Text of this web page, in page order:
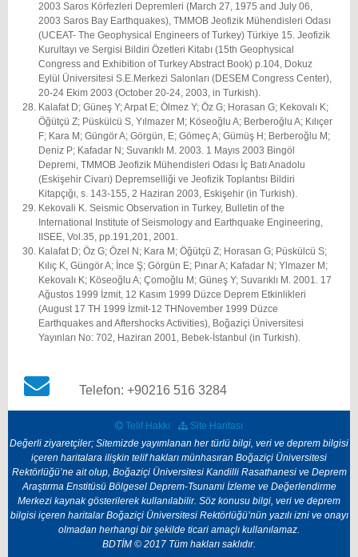
2003 Saros Körfezleri Depremleri (March 27, 1975 and July 06,
2003 Saros Bay Earthquakes), TMMOB Jeofizik Mühendisleri Odası
(UCEAT- The Geophysical Engineers of Turkey) Türkiye 15. Jeofizik
Kurultayı ve Sergisi Bildiri Özetleri Kitabı (15th Geophysical
Congress and Exhibition of Turkey Abstract Book) p.104, Dokuz
Eylül Üniversitesi S.E.Merkezi Salonları (DESEM Congress Center),
20-24 Ekim 2003 (October 20-24, 2003, in Turkish).
Kalafat D; Güneş Y; Arpat E; Ölmez Y; Öz G; Horasan G; Kekovalı K;
Öğütçü Z; Püskülcü S, Yılmazer M; Köseoğlu A; Berberoğlu A; Kılıçer
F; Kara M; Güngör A; Görgün, E; Gömeç A; Gümüş H; Berberoğlu M;
Deniz P; Kafadar N; Suvarıklı M. 2003. 1 Mayıs 2003 Bingöl
Depremi, TMMOB Jeofizik Mühendisleri Odası İç Batı Anadolu
(Eskişehir Civarı) Depremselliği ve Jeofizik Toplantısı Bildiri
Kitapçığı, s. 143-155, 2 Haziran 2003, Eskişehir (in Turkish).
Kekovali K. Seismic Observation in Turkey, Bulletin of the
International Institute of Seismology and Earthquake Engineering,
IISEE, Vol.35, pp.191,201, 2001.
Kalafat D; Öz G; Özel N; Kara M; Öğütçü Z; Horasan G; Püskülcü S;
Kılıç K, Güngör A; İnce Ş; Görgün E; Pınar A; Kafadar N; Ylmazer M;
Kekovalı K; Köseoğlu A; Çomoğlu M; Güneş Y; Suvarıklı M. 2001. 17
Ağustos 1999 İzmit, 12 Kasım 1999 Düzce Deprem Etkinlikleri
(August 17 TH 1999 İzmit-12 THNovember 1999 Düzce
Earthquakes and Aftershocks Activities), Boğaziçi Üniversitesi
Yayınları No: 702, Haziran 2001, Bebek-İstanbul (in Turkish).
Telefon: +90216 516 3284
Telif Hakkı
Site Haritası
Değerli ziyaretçiler; Sitemizde yayımlanan her türlü bilgi, veri ve deprem bilgisi
içeren haritalara ilişkin telif hakları münhasıran Boğaziçi Üniversitesi
Rektörlüğü’ne ait olup, Boğaziçi Üniversitesi Kandilli Rasathanesi ve Deprem
Araştırma Enstitüsü Bölgesel Deprem-Tsunami İzleme ve Değerlendirme
Merkezi kaynak gösterilerek kullanılabilir. Söz konusu bilgi, veri ve deprem
bilgisi içeren haritalar Boğaziçi Üniversitesi Rektörlüğü’nün yazılı izni ve onayı
olmadan herhangi bir şekilde ticari amaçlı kullanılamaz.
BDTİM © 2017 Tüm hakları saklıdır.